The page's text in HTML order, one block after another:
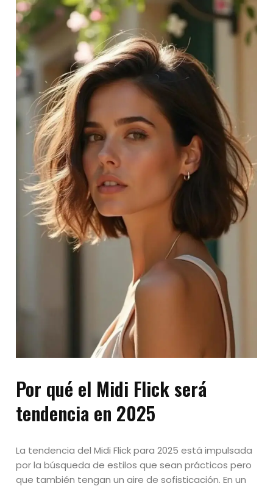
Por qué el Midi Flick será
tendencia en 2025
La tendencia del Midi Flick para 2025 está impulsada
por la búsqueda de estilos que sean prácticos pero
que también tengan un aire de sofisticación. En un